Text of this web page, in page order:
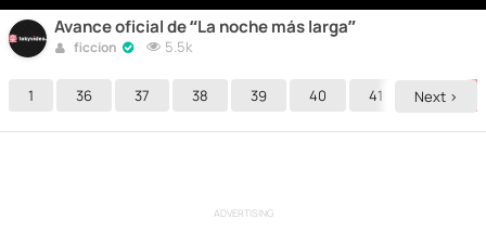
Avance oficial de “La noche más larga”
ficcion 5.5k
1 36 37 38 39 40 41 42
Next >
ADVERTISING